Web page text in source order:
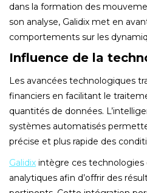
dans la formation des
son analyse, Galidix met en
comportements sur les
Influence de la
Les avancées technologiques
financiers en facilitant le
quantités de données.
systèmes automatisés
précise et plus rapide des
Galidix intègre ces technologies
analytiques afin d’offrir des